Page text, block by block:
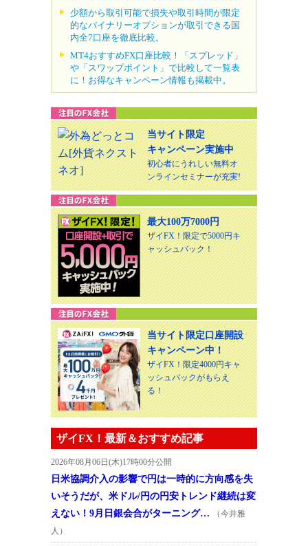
少額から取引可能で損失や取引時間が限定
的なバイナリーオプションが取引できる国
内全7口座を徹底比較。
MT4おすすめFX口座比較！「スプレッド」
や「スワップポイント」で比較して一覧表
に！お得なキャンペーン情報も掲載中。
当サイト限定
キャンペーン実施中
初心者にうれしい無料オ
ンラインセミナーが充実!
最大100万7000円
ザイFX！限定で5000円キ
ャッシュバック！
当サイト限定口座開設
キャンペーン中！
ザイFX！限定4000円キャ
ッシュバックがもらえ
る！
ザイFX！最新＆おすすめ記事
2026年08月06日(木)17時00分公開
日米協調介入の影響で円は一時的に方向感を失
いそうだが、米ドル/円の円安トレンド継続は変
えない！9月日銀会合がターニング…
（今井雅
人）